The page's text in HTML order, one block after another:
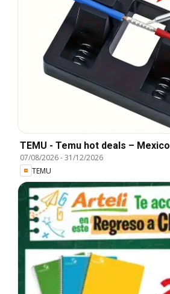
TEMU - Temu hot deals – Mexico
07/08/2026-31/12/2026
TEMU